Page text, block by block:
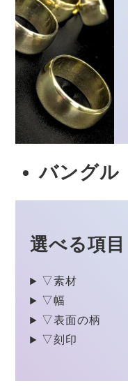
バングル
選べる項目
▽素材
▽幅
▽表面の柄
▽刻印